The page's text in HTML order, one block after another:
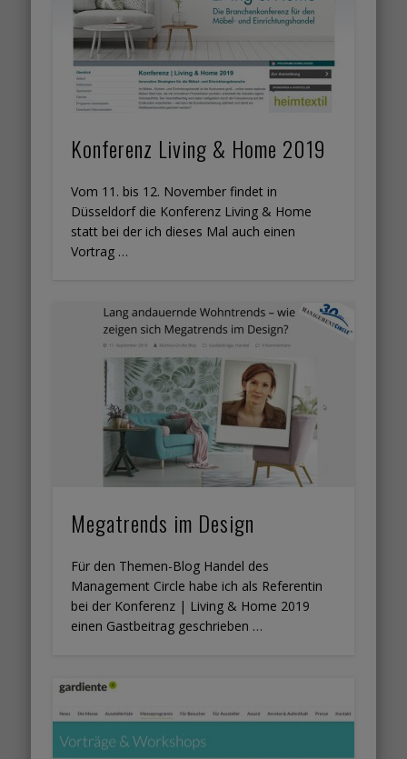
Konferenz Living & Home 2019
Vom 11. bis 12. November findet in
Düsseldorf die Konferenz Living & Home
statt bei der ich dieses Mal auch einen
Vortrag …
Megatrends im Design
Für den Themen-Blog Handel des
Management Circle habe ich als Referentin
bei der Konferenz | Living & Home 2019
einen Gastbeitrag geschrieben …